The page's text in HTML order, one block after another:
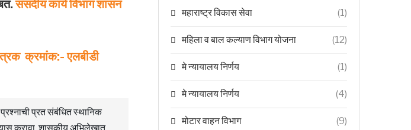
संसदीय कार्य विभाग शासन
क्रमांक:- एलबीडी
प्रश्नाची प्रत संबंधित स्थानिक
महाराष्ट्र विकास सेवा (1)
महिला व बाल कल्याण विभाग योजना (12)
मे न्यायालय निर्णय (1)
मे न्यायालय निर्णय (4)
मोटार वाहन विभाग (9)